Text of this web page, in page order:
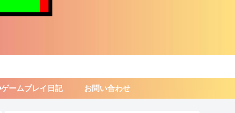
ゲームプレイ日記 お問い合わせ